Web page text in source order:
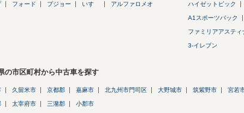
フォード プジョー いすゞ アルファロメオ ハイゼットピック
A1スポーツバック
ファミリアアスティ
3-イレブン
の市区町村から中古車を探す
久留米市 京都郡 嘉麻市 北九州市門司区 大野城市 筑紫野市 宮若
太宰府市 三潴郡 小郡市